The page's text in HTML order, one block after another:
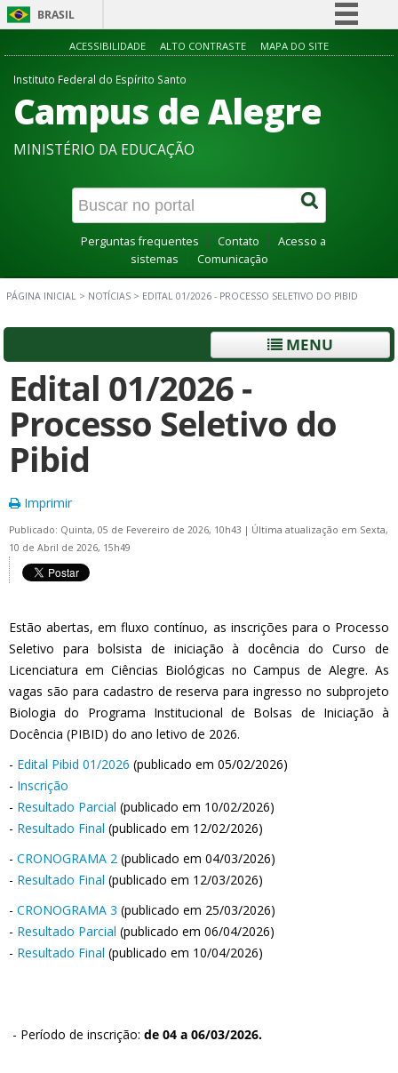
BRASIL
Simplifique!
Acesso à informação
Canais
ACESSIBILIDADE ALTO CONTRASTE MAPA DO SITE
Instituto Federal do Espírito Santo
Campus de Alegre
MINISTÉRIO DA EDUCAÇÃO
Perguntas frequentes Contato
Acesso a
sistemas
Comunicação
PÁGINA INICIAL > NOTÍCIAS > EDITAL 01/2026 - PROCESSO SELETIVO DO PIBID
MENU
Edital 01/2026 -
Processo Seletivo do
Pibid
Imprimir
Publicado: Quinta, 05 de Fevereiro de 2026, 10h43 | Última atualização em Sexta,
10 de Abril de 2026, 15h49
Estão abertas, em fluxo contínuo, as inscrições para o Processo
Seletivo para bolsista de iniciação à docência do Curso de
Licenciatura em Ciências Biológicas no Campus de Alegre. As
vagas são para cadastro de reserva para ingresso no subprojeto
Biologia do Programa Institucional de Bolsas de Iniciação à
Docência (PIBID) do ano letivo de 2026.
- Edital Pibid 01/2026 (publicado em 05/02/2026)
- Inscrição
- Resultado Parcial (publicado em 10/02/2026)
- Resultado Final (publicado em 12/02/2026)
- CRONOGRAMA 2 (publicado em 04/03/2026)
- Resultado Final (publicado em 12/03/2026)
- CRONOGRAMA 3 (publicado em 25/03/2026)
- Resultado Parcial (publicado em 06/04/2026)
- Resultado Final (publicado em 10/04/2026)
- Período de inscrição: de 04 a 06/03/2026.